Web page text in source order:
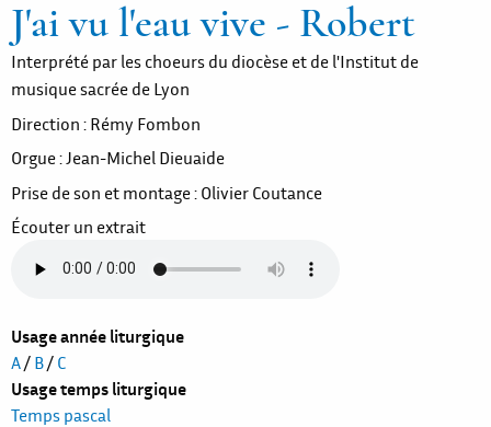
J'ai vu l'eau vive - Robert
Interprété par les choeurs du diocèse et de l'Institut de
musique sacrée de Lyon
Direction : Rémy Fombon
Orgue : Jean-Michel Dieuaide
Prise de son et montage : Olivier Coutance
Écouter un extrait
Usage année liturgique
A/ B/ C
Usage temps liturgique
Temps pascal